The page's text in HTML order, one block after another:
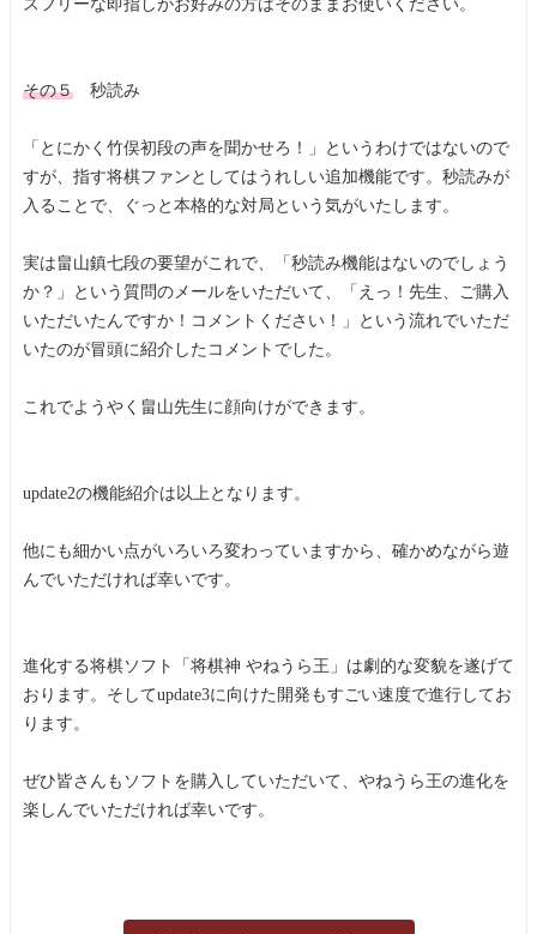
その５ 秒読み
「とにかく竹俣初段の声を聞かせろ！」というわけではないので
すが、指す将棋ファンとしてはうれしい追加機能です。秒読みが
入ることで、ぐっと本格的な対局という気がいたします。
実は畠山鎮七段の要望がこれで、「秒読み機能はないのでしょう
か？」という質問のメールをいただいて、「えっ！先生、ご購入
いただいたんですか！コメントください！」という流れでいただ
いたのが冒頭に紹介したコメントでした。
これでようやく畠山先生に顔向けができます。
update2の機能紹介は以上となります。
他にも細かい点がいろいろ変わっていますから、確かめながら遊
んでいただければ幸いです。
進化する将棋ソフト「将棋神 やねうら王」は劇的な変貌を遂げて
おります。そしてupdate3に向けた開発もすごい速度で進行してお
ります。
ぜひ皆さんもソフトを購入していただいて、やねうら王の進化を
楽しんでいただければ幸いです。